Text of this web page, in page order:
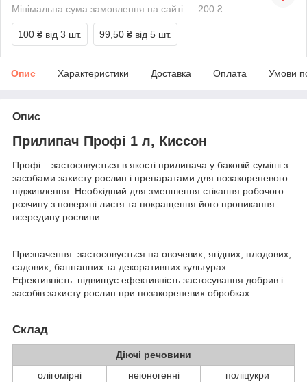
Мінімальна сума замовлення на сайті — 200 ₴
100 ₴ від 3 шт. 99,50 ₴ від 5 шт.
Опис Характеристики Доставка Оплата Умови
Опис
Прилипач Профі 1 л, Киссон
Профі – застосовується в якості прилипача у баковій суміші з
засобами захисту рослин і препаратами для позакореневого
підживлення. Необхідний для зменшення стікання робочого
розчину з поверхні листя та покращення його проникання
всередину рослини.
Призначення: застосовується на овочевих, ягідних, плодових,
садових, баштанних та декоративних культурах.
Ефективність: підвищує ефективність застосування добрив і
засобів захисту рослин при позакореневих обробках.
Склад
Діючі речовини
олігомірні
неіоногенні
поліцукри